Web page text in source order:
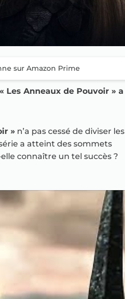
sur Amazon Prime
Anneaux de Pouvoir » a
» n’a pas cessé de diviser les
a atteint des sommets
connaître un tel succès ?